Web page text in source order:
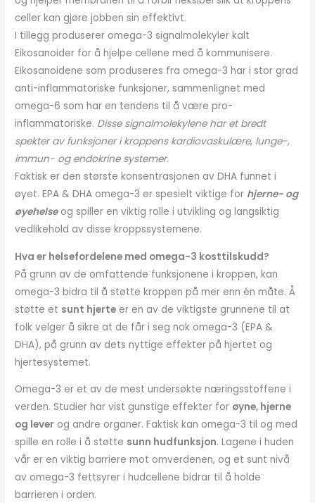
celler kan gjøre jobben sin effektivt.
I tillegg produserer omega-3 signalmolekyler kalt
Eikosanoider for å hjelpe cellene med å kommunisere.
Eikosanoidene som produseres fra omega-3 har i stor grad
anti-inflammatoriske funksjoner, sammenlignet med
omega-6 som har en tendens til å være pro-
inflammatoriske. Disse signalmolekylene har et bredt
spekter av funksjoner i kroppens kardiovaskulære, lunge-,
immun- og endokrine systemer.
Faktisk er den største konsentrasjonen av DHA funnet i
øyet. EPA & DHA omega-3 er spesielt viktige for hjerne- og
øyehelseog spiller en viktig rolle i utvikling og langsiktig
vedlikehold av disse kroppssystemene.
Hva er helsefordelene med omega-3 kosttilskudd?
På grunn av de omfattende funksjonene i kroppen, kan
omega-3 bidra til å støtte kroppen på mer enn én måte. Å
støtte et sunt hjerte er en av de viktigste grunnene til at
folk velger å sikre at de får i seg nok omega-3 (EPA &
DHA), på grunn av dets nyttige effekter på hjertet og
hjertesystemet.
Omega-3 er et av de mest undersøkte næringsstoffene i
verden. Studier har vist gunstige effekter for øyne, hjerne
og lever og andre organer. Faktisk kan omega-3 til og med
spille en rolle i å støtte sunn hudfunksjon. Lagene i huden
vår er en viktig barriere mot omverdenen, og et sunt nivå
av omega-3 fettsyrer i hudcellene bidrar til å holde
barrieren i orden.